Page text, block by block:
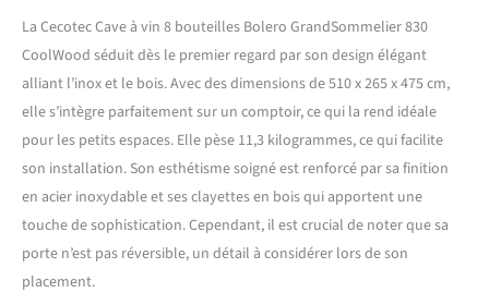
perturbent votre repos ou
votre tranquillité.
Température réglable : 8-18
°C selon vos préférences.
S'adapte à vos besoins et
préférences en matière de
vin. Panneau de commande
tactile : Régulez la
température, allumez ou
éteignez la lumière,
choisissez ºF ou ºC et
La Cecotec Cave à vin 8 bouteilles Bolero GrandSommelier 830
CoolWood séduit dès le premier regard par son design élégant
alliant l’inox et le bois. Avec des dimensions de 510 x 265 x 475 cm,
elle s’intègre parfaitement sur un comptoir, ce qui la rend idéale
pour les petits espaces. Elle pèse 11,3 kilogrammes, ce qui facilite
son installation. Son esthétisme soigné est renforcé par sa finition
en acier inoxydable et ses clayettes en bois qui apportent une
touche de sophistication. Cependant, il est crucial de noter que sa
porte n’est pas réversible, un détail à considérer lors de son
placement.